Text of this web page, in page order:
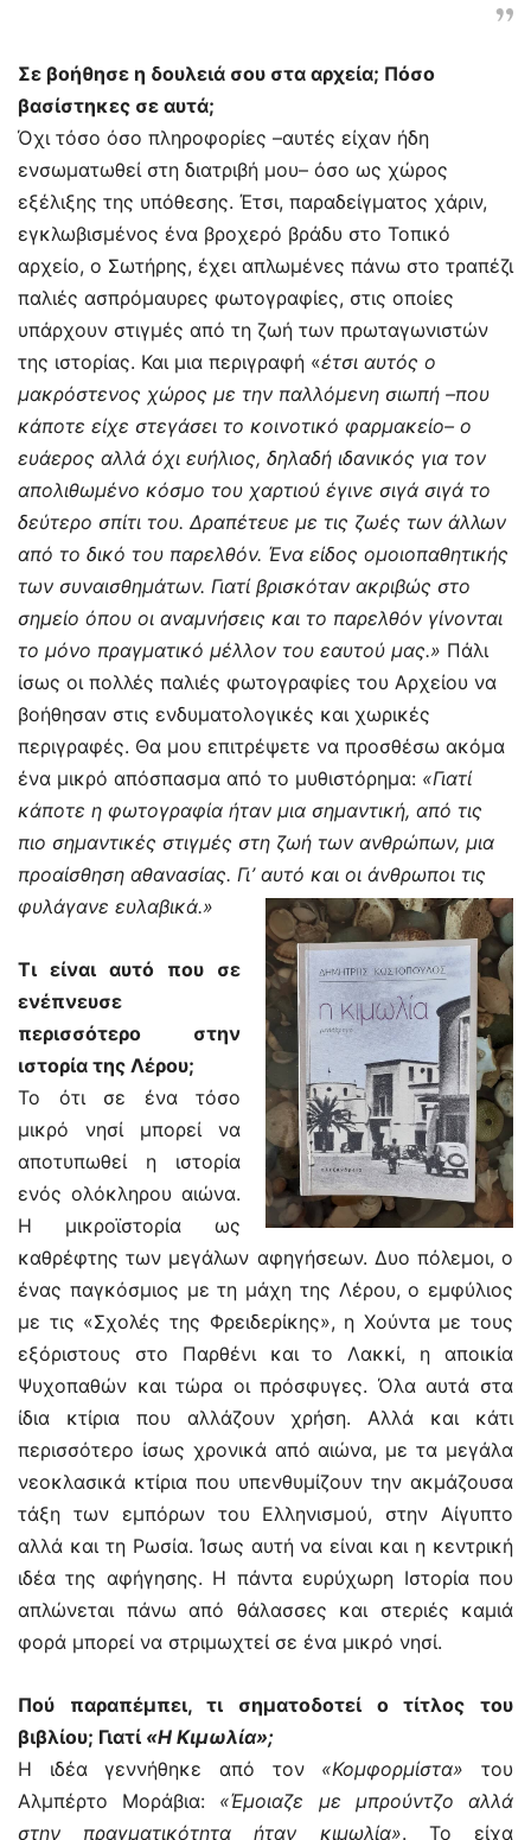
Σε βοήθησε η δουλειά σου στα αρχεία; Πόσο
βασίστηκες σε αυτά;
Όχι τόσο όσο πληροφορίες –αυτές είχαν ήδη
ενσωματωθεί στη διατριβή μου– όσο ως χώρος
εξέλιξης της υπόθεσης. Έτσι, παραδείγματος χάριν,
εγκλωβισμένος ένα βροχερό βράδυ στο Τοπικό
αρχείο, ο Σωτήρης, έχει απλωμένες πάνω στο τραπέζι
παλιές ασπρόμαυρες φωτογραφίες, στις οποίες
υπάρχουν στιγμές από τη ζωή των πρωταγωνιστών
της ιστορίας. Και μια περιγραφή «έτσι αυτός ο
μακρόστενος χώρος με την παλλόμενη σιωπή –που
κάποτε είχε στεγάσει το κοινοτικό φαρμακείο– ο
ευάερος αλλά όχι ευήλιος, δηλαδή ιδανικός για τον
απολιθωμένο κόσμο του χαρτιού έγινε σιγά σιγά το
δεύτερο σπίτι του. Δραπέτευε με τις ζωές των άλλων
από το δικό του παρελθόν. Ένα είδος ομοιοπαθητικής
των συναισθημάτων. Γιατί βρισκόταν ακριβώς στο
σημείο όπου οι αναμνήσεις και το παρελθόν γίνονται
το μόνο πραγματικό μέλλον του εαυτού μας.» Πάλι
ίσως οι πολλές παλιές φωτογραφίες του Αρχείου να
βοήθησαν στις ενδυματολογικές και χωρικές
περιγραφές. Θα μου επιτρέψετε να προσθέσω ακόμα
ένα μικρό απόσπασμα από το μυθιστόρημα: «Γιατί
κάποτε η φωτογραφία ήταν μια σημαντική, από τις
πιο σημαντικές στιγμές στη ζωή των ανθρώπων, μια
προαίσθηση αθανασίας. Γι’ αυτό και οι άνθρωποι τις
φυλάγανε ευλαβικά.»
Τι είναι αυτό που σε
ενέπνευσε
περισσότερο στην
ιστορία της Λέρου;
Το ότι σε ένα τόσο
μικρό νησί μπορεί να
αποτυπωθεί η ιστορία
ενός ολόκληρου αιώνα.
Η μικροϊστορία ως
καθρέφτης των μεγάλων αφηγήσεων. Δυο πόλεμοι, ο
ένας παγκόσμιος με τη μάχη της Λέρου, ο εμφύλιος
με τις «Σχολές της Φρειδερίκης», η Χούντα με τους
εξόριστους στο Παρθένι και το Λακκί, η αποικία
Ψυχοπαθών και τώρα οι πρόσφυγες. Όλα αυτά στα
ίδια κτίρια που αλλάζουν χρήση. Αλλά και κάτι
περισσότερο ίσως χρονικά από αιώνα, με τα μεγάλα
νεοκλασικά κτίρια που υπενθυμίζουν την ακμάζουσα
τάξη των εμπόρων του Ελληνισμού, στην Αίγυπτο
αλλά και τη Ρωσία. Ίσως αυτή να είναι και η κεντρική
ιδέα της αφήγησης. Η πάντα ευρύχωρη Ιστορία που
απλώνεται πάνω από θάλασσες και στεριές καμιά
φορά μπορεί να στριμωχτεί σε ένα μικρό νησί.
Πού παραπέμπει, τι σηματοδοτεί ο τίτλος του
βιβλίου; Γιατί «Η Κιμωλία»;
Η ιδέα γεννήθηκε από τον «Κομφορμίστα» του
Αλμπέρτο Μοράβια: «Έμοιαζε με μπρούντζο αλλά
στην πραγματικότητα ήταν κιμωλία». Το είχα